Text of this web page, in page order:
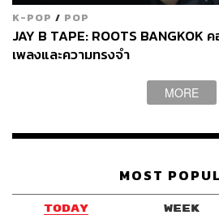
Content Creator
และกำลังหลงใหล
ABOUT THE
ช่างภาพข่าว ประ
STANDARD
K-POP / POP
JAY B TAPE: ROOTS BANGKOK
เพลงและความทรงจำ
MORE
MOST
TODAY WEEK